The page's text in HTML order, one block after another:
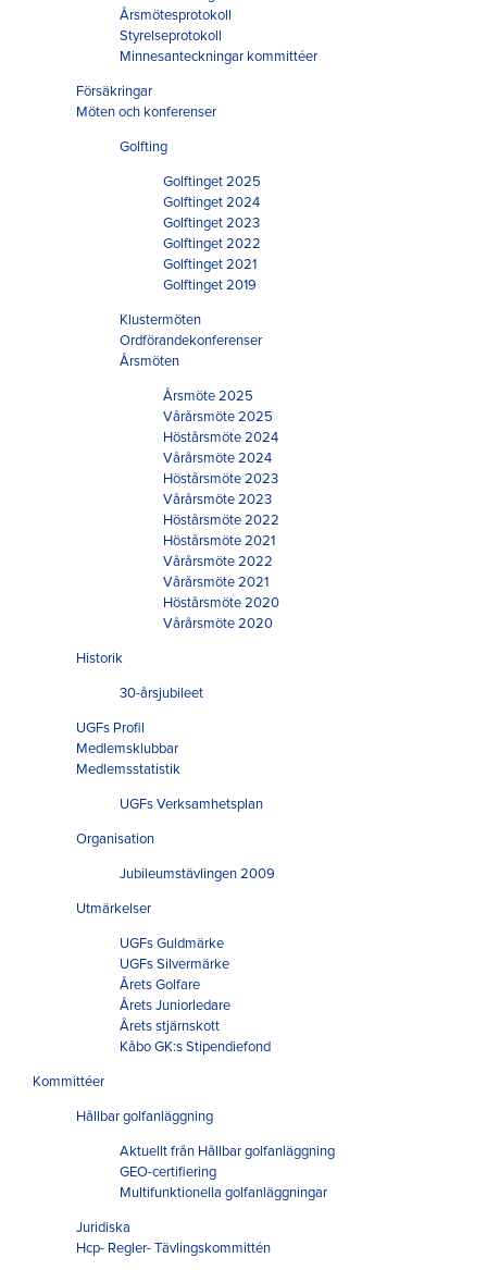
Årsmötesprotokoll
Styrelseprotokoll
Minnesanteckningar kommittéer
Försäkringar
Möten och konferenser
Golfting
Golftinget 2025
Golftinget 2024
Golftinget 2023
Golftinget 2022
Golftinget 2021
Golftinget 2019
Klustermöten
Ordförandekonferenser
Årsmöten
Årsmöte 2025
Vårårsmöte 2025
Höstårsmöte 2024
Vårårsmöte 2024
Höstårsmöte 2023
Vårårsmöte 2023
Höstårsmöte 2022
Höstårsmöte 2021
Vårårsmöte 2022
Vårårsmöte 2021
Höstårsmöte 2020
Vårårsmöte 2020
Historik
30-årsjubileet
UGFs Profil
Medlemsklubbar
Medlemsstatistik
UGFs Verksamhetsplan
Organisation
Jubileumstävlingen 2009
Utmärkelser
UGFs Guldmärke
UGFs Silvermärke
Årets Golfare
Årets Juniorledare
Årets stjärnskott
Kåbo GK:s Stipendiefond
Kommittéer
Hållbar golfanläggning
Aktuellt från Hållbar golfanläggning
GEO-certifiering
Multifunktionella golfanläggningar
Juridiska
Hcp- Regler- Tävlingskommittén